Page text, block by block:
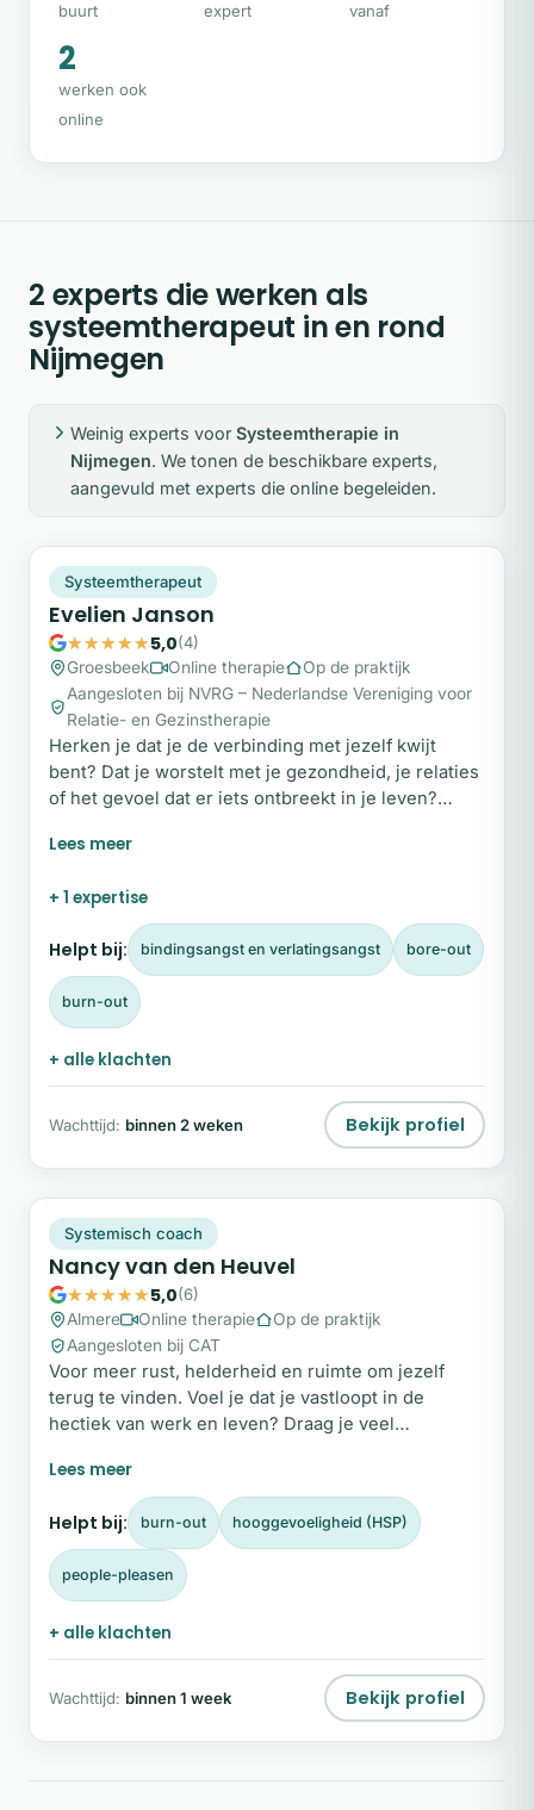
buurt
expert
vanaf
2
werken ook
online
2 experts die werken als
systeemtherapeut in en rond
Nijmegen
Weinig experts voor Systeemtherapie in
Nijmegen. We tonen de beschikbare experts,
aangevuld met experts die online begeleiden.
Plek beschikbaar
Systeemtherapeut
Evelien Janson
5,0(4)
Groesbeek
Online therapie
Op de praktijk
Aangesloten bij NVRG – Nederlandse Vereniging voor
Relatie- en Gezinstherapie
Herken je dat je de verbinding met jezelf kwijt
bent? Dat je worstelt met je gezondheid, je relaties
of het gevoel dat er iets ontbreekt in je leven?
eigen lichaam, met voeding, slaap of beweging. Of
herhalen. In mijn begeleiding kijk ik naar wat je in
het nu nodig hebt om je goed genoeg te kunnen
voelen.
+ 1 expertise
Helpt bij: bindingsangst en verlatingsangst bore-out
burn-out
+ alle klachten
Wachttijd: binnen 2 weken Bekijk profiel
Snel beschikbaar
Systemisch coach
Nancy van den Heuvel
5,0(6)
Almere
Online therapie
Op de praktijk
Aangesloten bij CAT
Voor meer rust, helderheid en ruimte om jezelf
terug te vinden. Voel je dat je vastloopt in de
hectiek van werk en leven? Draag je veel
zwaar wordt? Misschien herken je het: dat
knagende gevoel dat je altijd ‘aan’ moet staan.
Helpt bij: burn-out hooggevoeligheid (HSP)
people-pleasen
+ alle klachten
Wachttijd: binnen 1 week Bekijk profiel